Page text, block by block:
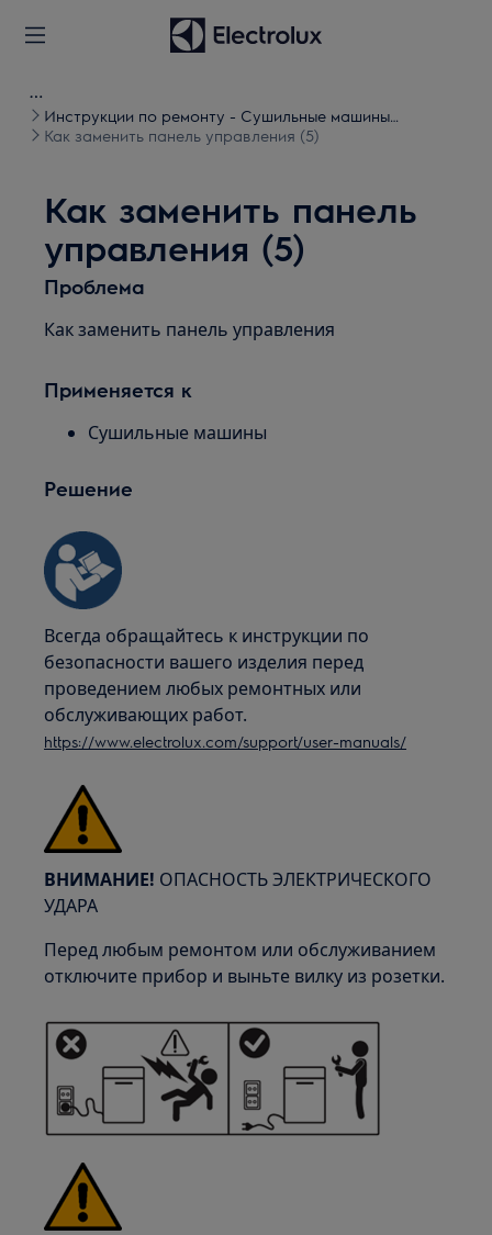
Инструкции по ремонту - Сушильные машины
барабанного типа
Как заменить панель управления (5)
Как заменить панель
управления (5)
Проблема
Как заменить панель управления
Применяется к
Сушильные машины
Решение
Всегда обращайтесь к инструкции по
безопасности вашего изделия перед
проведением любых ремонтных или
обслуживающих работ.
https://www.electrolux.com/support/user-manuals/
ВНИМАНИЕ! ОПАСНОСТЬ ЭЛЕКТРИЧЕСКОГО
УДАРА
Перед любым ремонтом или обслуживанием
отключите прибор и выньте вилку из розетки.